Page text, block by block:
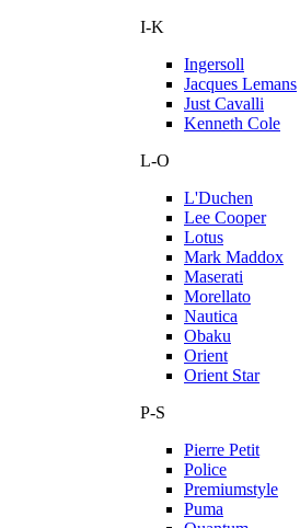
I-K
Ingersoll
Jacques Lemans
Just Cavalli
Kenneth Cole
L-O
L'Duchen
Lee Cooper
Lotus
Mark Maddox
Maserati
Morellato
Nautica
Obaku
Orient
Orient Star
P-S
Pierre Petit
Police
Premiumstyle
Puma